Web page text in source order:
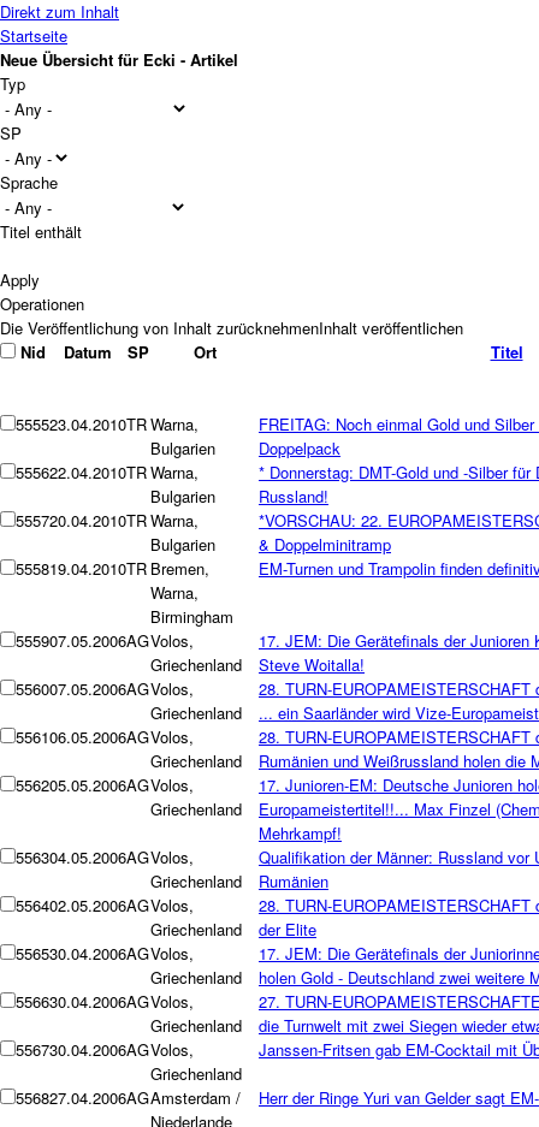
Direkt zum Inhalt
Startseite
Neue Übersicht für Ecki - Artikel
Typ
SP
Sprache
Titel enthält
Operationen
Nid Datum SP Ort Titel
555523.04.2010TRWarna,
Bulgarien
FREITAG: Noch einmal Gold und
Doppelpack
555622.04.2010TRWarna,
Bulgarien
* Donnerstag: DMT-Gold und -Silber
Russland!
555720.04.2010TRWarna,
Bulgarien
*VORSCHAU: 22.
& Doppelminitramp
555819.04.2010TR Bremen,
Warna,
Birmingham
EM-Turnen und Trampolin finden
555907.05.2006AGVolos,
Griechenland
17. JEM: Die Gerätefinals der Junioren
Steve Woitalla!
556007.05.2006AGVolos,
Griechenland
28. TURN-
... ein Saarländer wird Vize-
556106.05.2006AGVolos,
Griechenland
28. TURN-
Rumänien und Weißrussland holen die
556205.05.2006AGVolos,
Griechenland
17. Junioren-EM: Deutsche Junioren
Europameistertitel!!... Max Finzel
Mehrkampf!
556304.05.2006AGVolos,
Griechenland
Qualifikation der Männer: Russland vor
Rumänien
556402.05.2006AGVolos,
Griechenland
28. TURN-EUROPAMEISTERSCHAFT
der Elite
556530.04.2006AGVolos,
Griechenland
17. JEM: Die Gerätefinals der
holen Gold - Deutschland zwei weitere
556630.04.2006AGVolos,
Griechenland
27. TURN-
die Turnwelt mit zwei Siegen wieder
556730.04.2006AGVolos,
Griechenland
Janssen-Fritsen gab EM-Cocktail mit
556827.04.2006AGAmsterdam /
Niederlande
Herr der Ringe Yuri van Gelder sagt